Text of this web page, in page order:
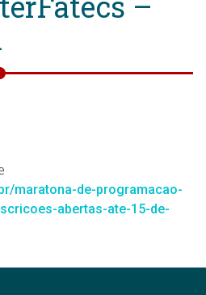
maratona-de-programacao-
abertas-ate-15-de-